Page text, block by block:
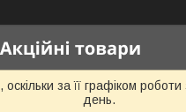
за її графіком
день.